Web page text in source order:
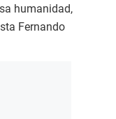
humanidad,
Fernando